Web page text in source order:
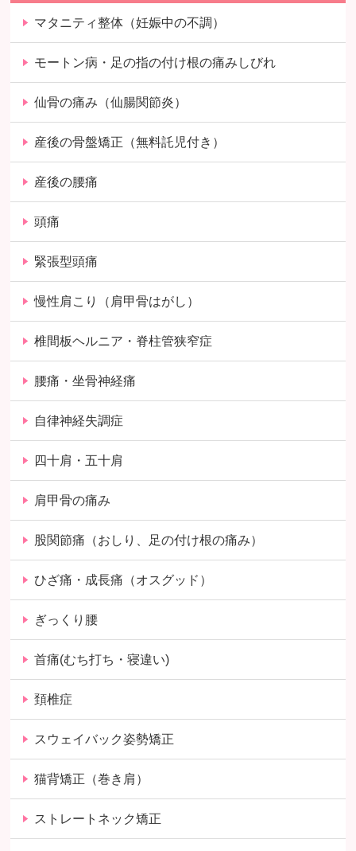
マタニティ整体（妊娠中の不調）
モートン病・足の指の付け根の痛みしびれ
仙骨の痛み（仙腸関節炎）
産後の骨盤矯正（無料託児付き）
産後の腰痛
頭痛
緊張型頭痛
慢性肩こり（肩甲骨はがし）
椎間板ヘルニア・脊柱管狭窄症
腰痛・坐骨神経痛
自律神経失調症
四十肩・五十肩
肩甲骨の痛み
股関節痛（おしり、足の付け根の痛み）
ひざ痛・成長痛（オスグッド）
ぎっくり腰
首痛(むち打ち・寝違い)
頚椎症
スウェイバック姿勢矯正
猫背矯正（巻き肩）
ストレートネック矯正